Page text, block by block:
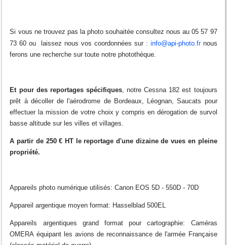
Si vous ne trouvez pas la photo souhaitée consultez nous au 05 57 97
73 60 ou laissez nous vos coordonnées sur : info@api-photo.frnous
ferons une recherche sur toute notre photothèque.
Et pour des reportages spécifiques, notre Cessna 182 est toujours
prêt à décoller de l'aérodrome de Bordeaux, Léognan, Saucats pour
effectuer la mission de votre choix y compris en dérogation de survol
basse altitude sur les villes et villages.
A partir de 250 € HT le reportage d'une dizaine de vues en pleine
propriété.
Appareils photo numérique utilisés: Canon EOS 5D - 550D - 70D
Appareil argentique moyen format: Hasselblad 500EL
Appareils argentiques grand format pour cartographie: Caméras
OMERA équipant les avions de reconnaissance de l'armée Française